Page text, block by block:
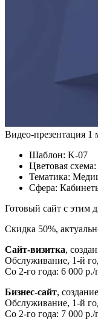
Видео-презентация 1
Шаблон: K-07
Цветовая схема:
Тематика:
Сфера:
Готовый сайт с этим
Скидка 50%,
Сайт-визитка,
Обслуживание, 1-й
Со 2-го года: 6 000 р./
Бизнес-сайт,
Обслуживание, 1-й
Со 2-го года: 7 000 р./